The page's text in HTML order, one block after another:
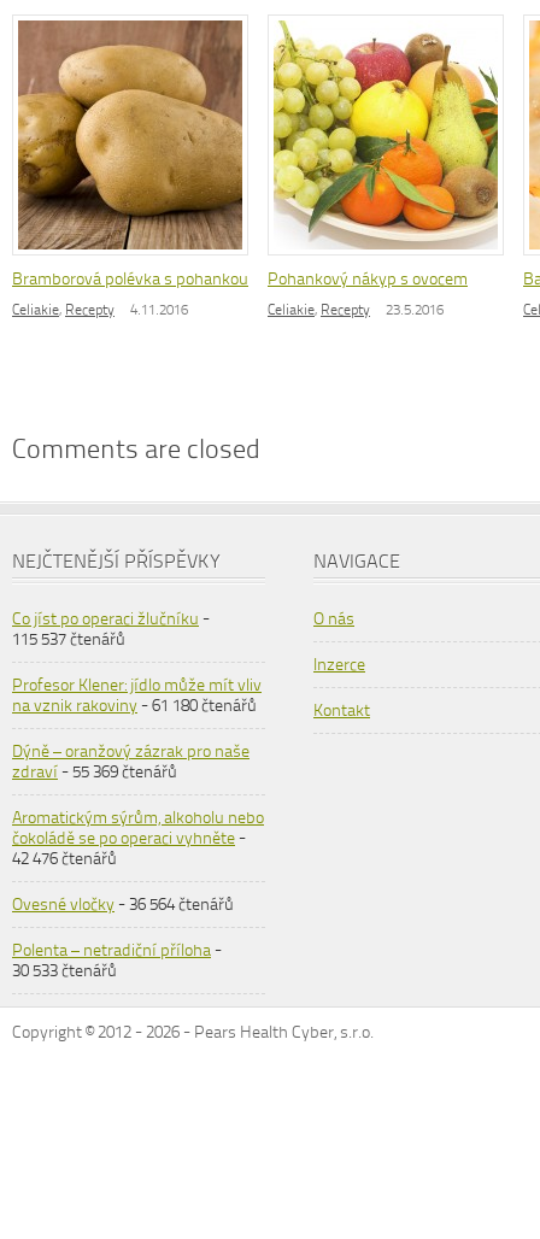
Bramborová polévka s pohankou
Celiakie, Recepty 4.11.2016
Pohankový nákyp s ovocem
Celiakie, Recepty 23.5.2016
Comments are closed
NEJČTENĚJŠÍ PŘÍSPĚVKY
Co jíst po operaci žlučníku -
115 537 čtenářů
Profesor Klener: jídlo může mít vliv
na vznik rakoviny- 61 180 čtenářů
Dýně – oranžový zázrak pro naše
zdraví- 55 369 čtenářů
Aromatickým sýrům, alkoholu nebo
čokoládě se po operaci vyhněte-
42 476 čtenářů
Ovesné vločky- 36 564 čtenářů
Polenta – netradiční příloha-
30 533 čtenářů
NAVIGACE
O nás
Inzerce
Kontakt
Copyright © 2012 -2026 - Pears Health Cyber, s.r.o.